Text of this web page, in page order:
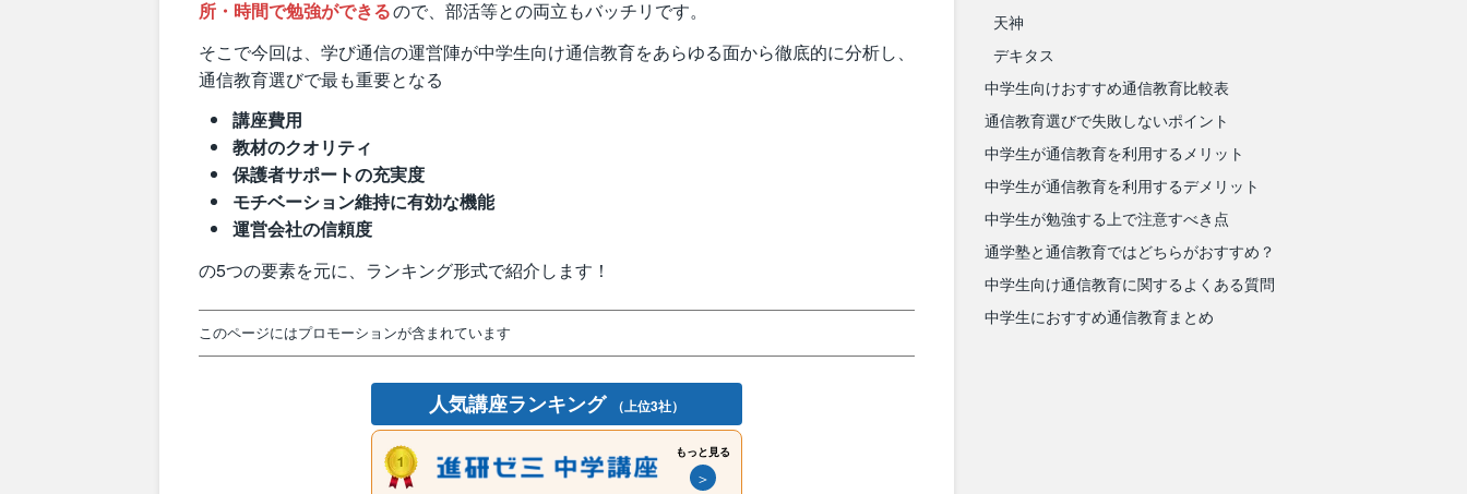
所・時間で勉強ができるので、部活等との両立もバッチリです。
そこで今回は、学び通信の運営陣が中学生向け通信教育をあらゆる面から徹底的に分析し、
通信教育選びで最も重要となる
講座費用
教材のクオリティ
保護者サポートの充実度
モチベーション維持に有効な機能
運営会社の信頼度
の5つの要素を元に、ランキング形式で紹介します！
このページにはプロモーションが含まれています
人気講座ランキング （上位3社）
もっと見る
＞
天神
デキタス
中学生向けおすすめ通信教育比較表
通信教育選びで失敗しないポイント
中学生が通信教育を利用するメリット
中学生が通信教育を利用するデメリット
中学生が勉強する上で注意すべき点
通学塾と通信教育ではどちらがおすすめ？
中学生向け通信教育に関するよくある質問
中学生におすすめ通信教育まとめ